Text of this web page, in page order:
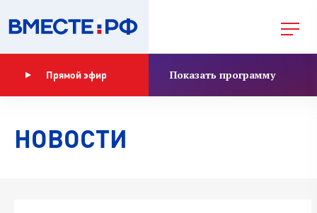
Прямой эфир Показать программу
НОВОСТИ